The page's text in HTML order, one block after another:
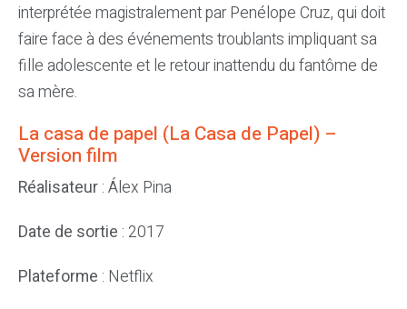
interprétée magistralement par Penélope Cruz, qui doit
faire face à des événements troublants impliquant sa
fille adolescente et le retour inattendu du fantôme de
sa mère.
La casa de papel (La Casa de Papel) –
Version film
Réalisateur : Álex Pina
Date de sortie : 2017
Plateforme : Netflix